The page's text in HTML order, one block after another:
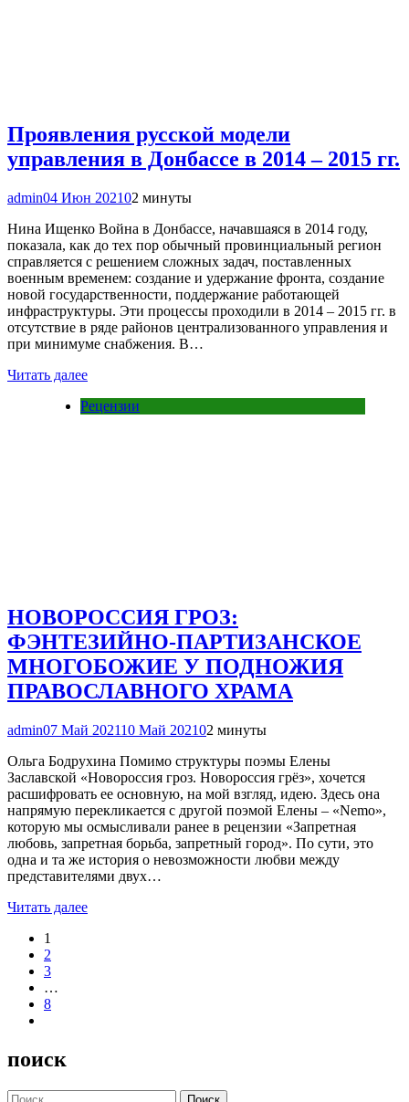
Проявления русской модели
управления в Донбассе в 2014 – 2015 гг.
admin04 Июн 202102 минуты
Нина Ищенко Война в Донбассе, начавшаяся в 2014 году,
показала, как до тех пор обычный провинциальный регион
справляется с решением сложных задач, поставленных
военным временем: создание и удержание фронта, создание
новой государственности, поддержание работающей
инфраструктуры. Эти процессы проходили в 2014 – 2015 гг. в
отсутствие в ряде районов централизованного управления и
при минимуме снабжения. В…
Читать далее
Рецензии
НОВОРОССИЯ ГРОЗ:
ФЭНТЕЗИЙНО-ПАРТИЗАНСКОЕ
МНОГОБОЖИЕ У ПОДНОЖИЯ
ПРАВОСЛАВНОГО ХРАМА
admin07 Май 202110 Май 202102 минуты
Ольга Бодрухина Помимо структуры поэмы Елены
Заславской «Новороссия гроз. Новороссия грёз», хочется
расшифровать ее основную, на мой взгляд, идею. Здесь она
напрямую перекликается с другой поэмой Елены – «Nemo»,
которую мы осмысливали ранее в рецензии «Запретная
любовь, запретная борьба, запретный город». По сути, это
одна и та же история о невозможности любви между
представителями двух…
Читать далее
1
2
3
…
8
поиск
Найти: